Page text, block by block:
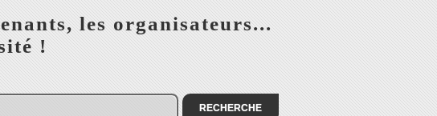
les organisateurs...
!